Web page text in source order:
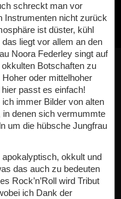
schreckt man vor
Instrumenten nicht zurück
ist düster, kühl
liegt vor allem an den
Noora Federley singt auf
Botschaften zu
oder mittelhoher
passt es einfach!
immer Bilder von alten
denen sich vermummte
um die hübsche Jungfrau
okkult und
das auch zu bedeuten
Rock’n’Roll wird Tribut
ich Dank der